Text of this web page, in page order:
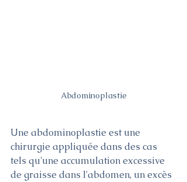
Abdominoplastie
Une abdominoplastie est une
chirurgie appliquée dans des cas
tels qu'une accumulation excessive
de graisse dans l'abdomen, un excès